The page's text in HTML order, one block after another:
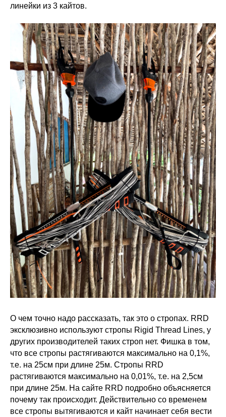
линейки из 3 кайтов.
О чем точно надо рассказать, так это о стропах. RRD
эксклюзивно используют стропы Rigid Thread Lines, у
других производителей таких строп нет. Фишка в том,
что все стропы растягиваются максимально на 0,1%,
т.е. на 25см при длине 25м. Стропы RRD
растягиваются максимально на 0,01%, т.е. на 2,5см
при длине 25м. На сайте RRD подробно объясняется
почему так происходит. Действительно со временем
все стропы вытягиваются и кайт начинает себя вести